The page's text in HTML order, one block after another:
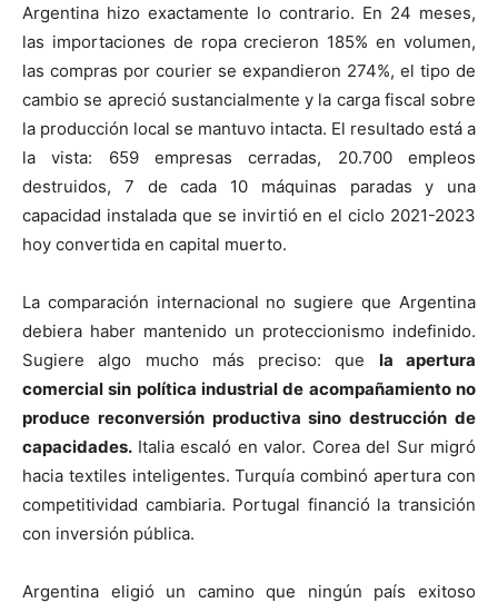
Argentina hizo exactamente lo contrario. En 24 meses,
las importaciones de ropa crecieron 185% en volumen,
las compras por courier se expandieron 274%, el tipo de
cambio se apreció sustancialmente y la carga fiscal sobre
la producción local se mantuvo intacta. El resultado está a
la vista: 659 empresas cerradas, 20.700 empleos
destruidos, 7 de cada 10 máquinas paradas y una
capacidad instalada que se invirtió en el ciclo 2021-2023
hoy convertida en capital muerto.
La comparación internacional no sugiere que Argentina
debiera haber mantenido un proteccionismo indefinido.
Sugiere algo mucho más preciso: que la apertura
comercial sin política industrial de acompañamiento no
produce reconversión productiva sino destrucción de
capacidades. Italia escaló en valor. Corea del Sur migró
hacia textiles inteligentes. Turquía combinó apertura con
competitividad cambiaria. Portugal financió la transición
con inversión pública.
Argentina eligió un camino que ningún país exitoso